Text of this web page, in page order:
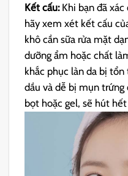
Kết cấu:Khi bạn đã xác
hãy xem xét kết cấu
khô cần sữa rửa mặt
dưỡng ẩm hoặc chất
khắc phục làn da bị
dầu và dễ bị mụn trứng
bọt hoặc gel, sẽ hút